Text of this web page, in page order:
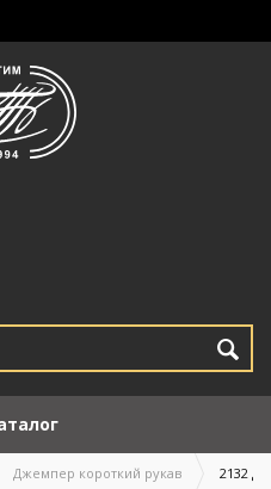
Джемпер короткий рукав 2132